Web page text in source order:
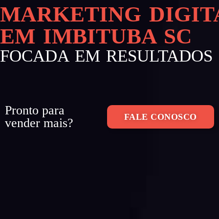
MARKETING
EM IMBITUBA SC
FOCADA EM RESULTADOS
Pronto para
vender mais?
FALE CONOSCO